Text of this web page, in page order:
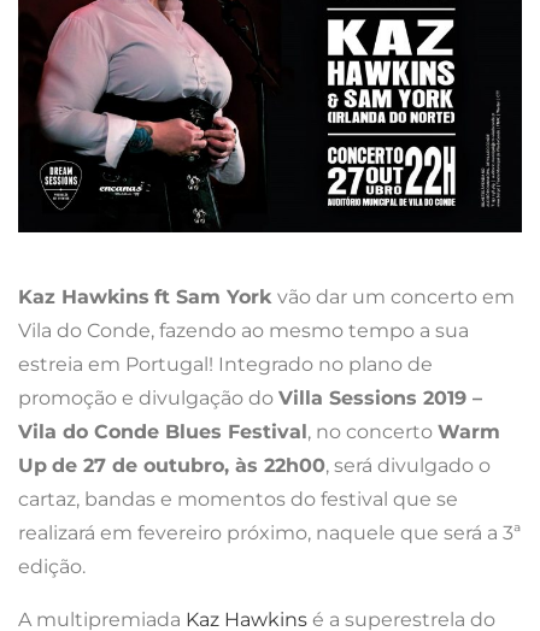
Kaz Hawkins ft Sam York vão dar um concerto em
Vila do Conde, fazendo ao mesmo tempo a sua
estreia em Portugal! Integrado no plano de
promoção e divulgação do Villa Sessions 2019 –
Vila do Conde Blues Festival, no concerto Warm
Up de 27 de outubro, às 22h00, será divulgado o
cartaz, bandas e momentos do festival que se
realizará em fevereiro próximo, naquele que será a 3ª
edição.
A multipremiada Kaz Hawkins é a superestrela do